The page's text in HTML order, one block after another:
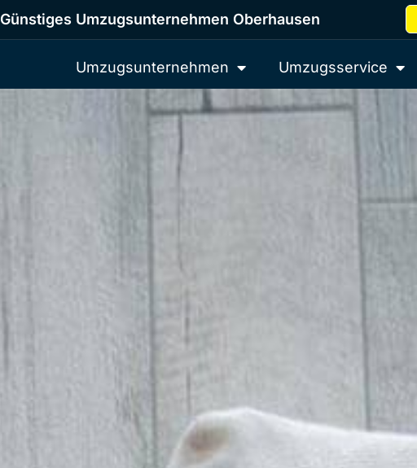
Günstiges Umzugsunternehmen Oberhausen
Umzugsunternehmen Umzugsservice